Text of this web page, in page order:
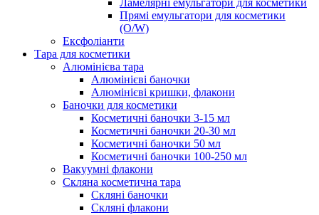
Ламелярні емульгатори для косметики
Прямі емульгатори для косметики
(O/W)
Ексфоліанти
Тара для косметики
Алюмінієва тара
Алюмінієві баночки
Алюмінієві кришки, флакони
Баночки для косметики
Косметичні баночки 3-15 мл
Косметичні баночки 20-30 мл
Косметичні баночки 50 мл
Косметичні баночки 100-250 мл
Вакуумні флакони
Скляна косметична тара
Скляні баночки
Скляні флакони